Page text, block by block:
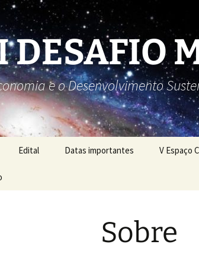
DESAFIO
e o Desenvolvimento
Edital Datas importantes V Espaço
Sobre